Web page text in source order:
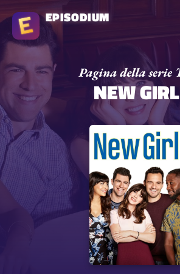
EPISODIUM
NEW GIRL